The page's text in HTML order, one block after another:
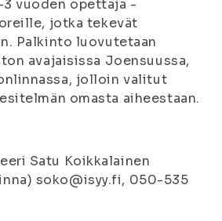
vuoden opettaja -
jotka tekevät
Palkinto luovutetaan
avajaisissa Joensuussa,
jolloin valitut
omasta aiheestaan.
Satu Koikkalainen
soko@isyy.fi, 050-535